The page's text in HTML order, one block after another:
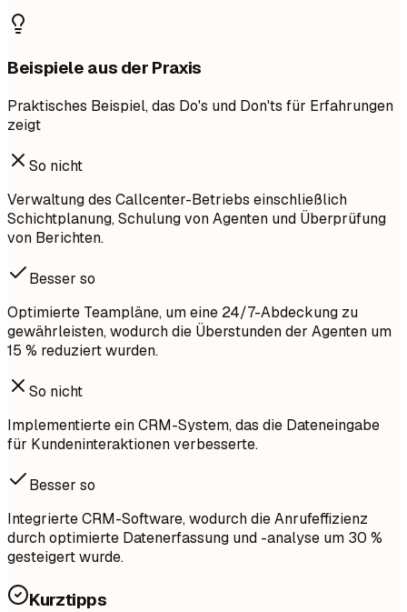
Beispiele aus der Praxis
Praktisches Beispiel, das Do's und Don'ts für Erfahrungen
zeigt
So nicht
Verwaltung des Callcenter-Betriebs einschließlich
Schichtplanung, Schulung von Agenten und Überprüfung
von Berichten.
Besser so
Optimierte Teampläne, um eine 24/7-Abdeckung zu
gewährleisten, wodurch die Überstunden der Agenten um
15 % reduziert wurden.
So nicht
Implementierte ein CRM-System, das die Dateneingabe
für Kundeninteraktionen verbesserte.
Besser so
Integrierte CRM-Software, wodurch die Anrufeffizienz
durch optimierte Datenerfassung und -analyse um 30 %
gesteigert wurde.
Kurztipps